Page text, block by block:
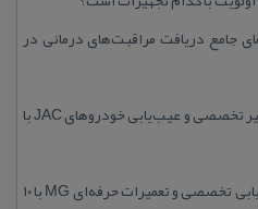
جامع دریافت مراقبت‌های درمانی در
امداد خودرو جك در مشهد | تعمیر تخصصی و عیب‌یابی خودروهای JAC با
تعمیرگاه ام جی در مشهد | عیب‌یابی تخصصی و تعمیرات حرفه‌ای MG با ۱۰